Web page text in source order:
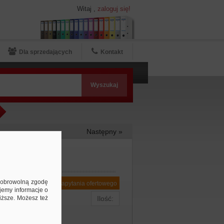
Dla sprzedających Kontakt
Witaj , zaloguj się!
Następny »
Dodaj do zapytania ofertowego
zgodę
informacje o
Możesz też